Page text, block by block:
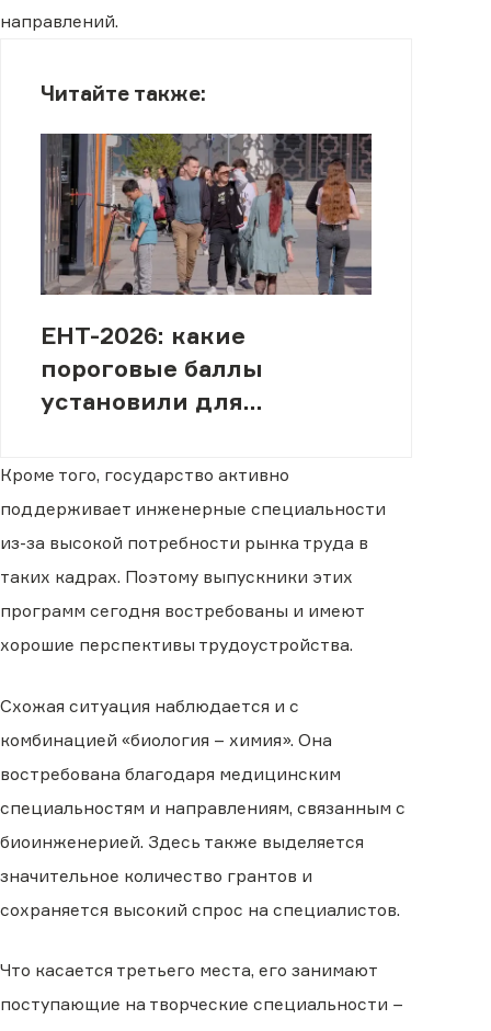
направлений.
Читайте также:
ЕНТ-2026: какие
пороговые баллы
установили для
Кроме того, государство активно
поддерживает инженерные специальности
из-за высокой потребности рынка труда в
таких кадрах. Поэтому выпускники этих
программ сегодня востребованы и имеют
хорошие перспективы трудоустройства.
Схожая ситуация наблюдается и с
комбинацией «биология – химия». Она
востребована благодаря медицинским
специальностям и направлениям, связанным с
биоинженерией. Здесь также выделяется
значительное количество грантов и
сохраняется высокий спрос на специалистов.
Что касается третьего места, его занимают
поступающие на творческие специальности −